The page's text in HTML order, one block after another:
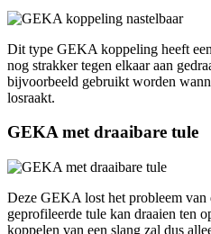
Dit type GEKA koppeling heeft
nog strakker tegen elkaar aan
bijvoorbeeld gebruikt worden
losraakt.
GEKA met draaibare tule
Deze GEKA lost het probleem van
geprofileerde tule kan draaien ten
koppelen van een slang zal dus